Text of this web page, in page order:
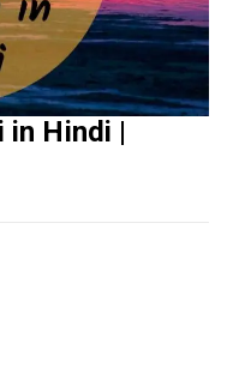
in Hindi |